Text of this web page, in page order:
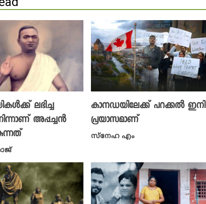
ലഭിച്ച
അപ്പച്ചൻ
കാനഡയിലേക്ക് പറക്കൽ ഇനി
പ്രയാസമാണ്
സ്നേഹ എം